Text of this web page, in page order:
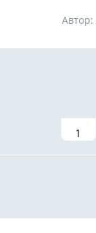
Автор:
1